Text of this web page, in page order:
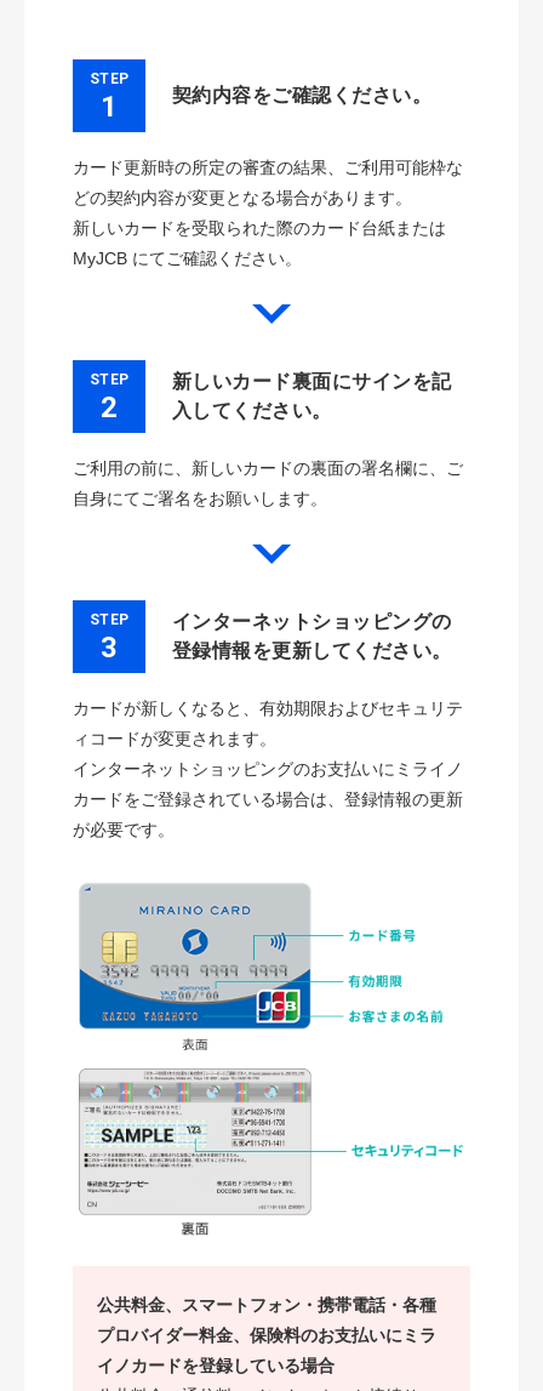
STEP
1 契約内容をご確認ください。
カード更新時の所定の審査の結果、ご利用可能枠な
どの契約内容が変更となる場合があります。
新しいカードを受取られた際のカード台紙または
MyJCB にてご確認ください。
STEP
2
新しいカード裏面にサインを記
入してください。
ご利用の前に、新しいカードの裏面の署名欄に、ご
自身にてご署名をお願いします。
STEP
3
インターネットショッピングの
登録情報を更新してください。
カードが新しくなると、有効期限およびセキュリテ
ィコードが変更されます。
インターネットショッピングのお支払いにミライノ
カードをご登録されている場合は、登録情報の更新
が必要です。
公共料金、スマートフォン・携帯電話・各種
プロバイダー料金、保険料のお支払いにミラ
イノカードを登録している場合